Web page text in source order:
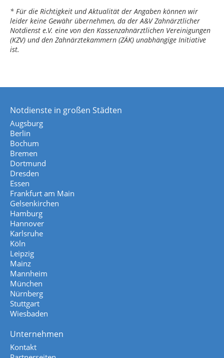
* Für die Richtigkeit und Aktualität der Angaben können wir
leider keine Gewähr übernehmen, da der A&V Zahnärztlicher
Notdienst e.V. eine von den Kassenzahnärztlichen Vereinigungen
(KZV) und den Zahnärztekammern (ZÄK) unabhängige Initiative
ist.
Notdienste in großen Städten
Augsburg
Berlin
Bochum
Bremen
Dortmund
Dresden
Essen
Frankfurt am Main
Gelsenkirchen
Hamburg
Hannover
Karlsruhe
Köln
Leipzig
Mainz
Mannheim
München
Nürnberg
Stuttgart
Wiesbaden
Unternehmen
Kontakt